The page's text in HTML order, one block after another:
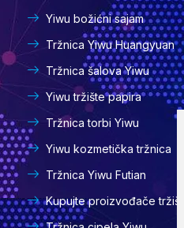
Yiwu božićni sajam
Tržnica Yiwu Huangyuan
Tržnica šalova Yiwu
Yiwu tržište papira
Tržnica torbi Yiwu
Yiwu kozmetička tržnica
Tržnica Yiwu Futian
Kupujte proizvođače tržišta